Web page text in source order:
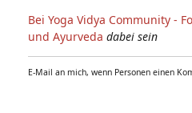
Bei Yoga Vidya Community -
und Ayurveda dabei sein
E-Mail an mich, wenn Personen einen